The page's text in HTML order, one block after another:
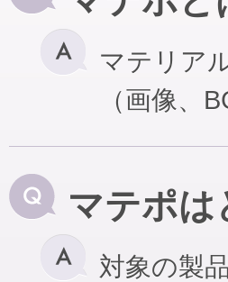
マテリア
（画像、
マテポは
対象の製